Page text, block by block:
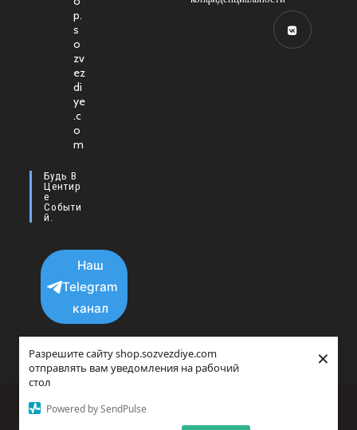
Разрешите сайту shop.sozvezdiye.com
отправлять вам уведомления на рабочий
стол
Powered by SendPulse
×
p.
s
o
zv
ez
di
ye
.c
o
m
Будь В
Центир
Е
Событи
Й.
Наш
Telegram
канал
copyright © 2025 - 2026 Все права защищенны.Прайс-агрегатор